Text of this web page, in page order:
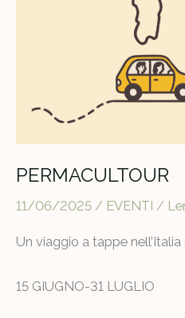
PERMACULTOUR
11/06/2025 / EVENTI /
Un viaggio a tappe nell’Italia
15 GIUGNO-31 LUGLIO